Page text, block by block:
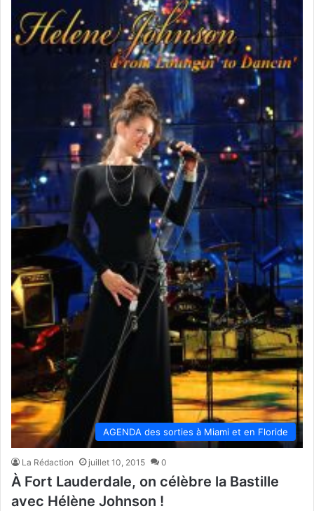
AGENDA des sorties à Miami et en Floride
La Rédaction juillet 10, 2015 0
À Fort Lauderdale, on célèbre la Bastille
avec Hélène Johnson !